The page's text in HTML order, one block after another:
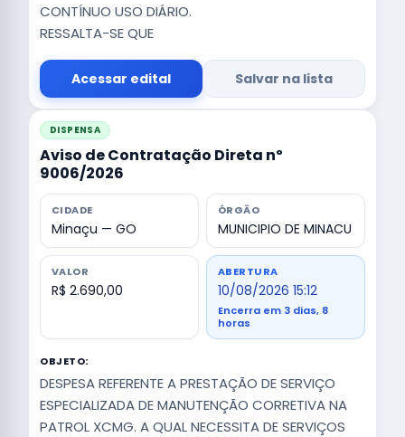
CONTÍNUO USO DIÁRIO.
RESSALTA-SE QUE
Acessar edital Salvar na lista
DISPENSA
Aviso de Contratação Direta nº
9006/2026
CIDADE
Minaçu — GO
ÓRGÃO
MUNICIPIO DE MINACU
VALOR
R$ 2.690,00
ABERTURA
10/08/2026 15:12
Encerra em 3 dias, 8
horas
OBJETO:
DESPESA REFERENTE A PRESTAÇÃO DE SERVIÇO
ESPECIALIZADA DE MANUTENÇÃO CORRETIVA NA
PATROL XCMG. A QUAL NECESSITA DE SERVIÇOS